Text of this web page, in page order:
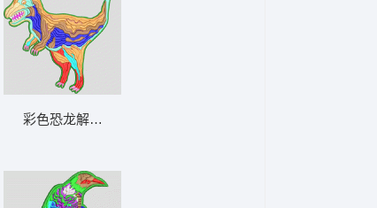
彩色恐龙解剖图 恐龙